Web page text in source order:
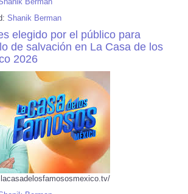
Shanik Berman
elegido por el público para
de salvación en La Casa de los
2026